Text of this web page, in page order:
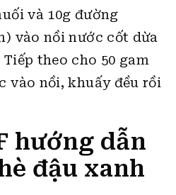
và 10g đường
vào nồi nước cốt dừa
theo cho 50 gam
vào nồi, khuấy đều rồi
hướng dẫn
đậu xanh